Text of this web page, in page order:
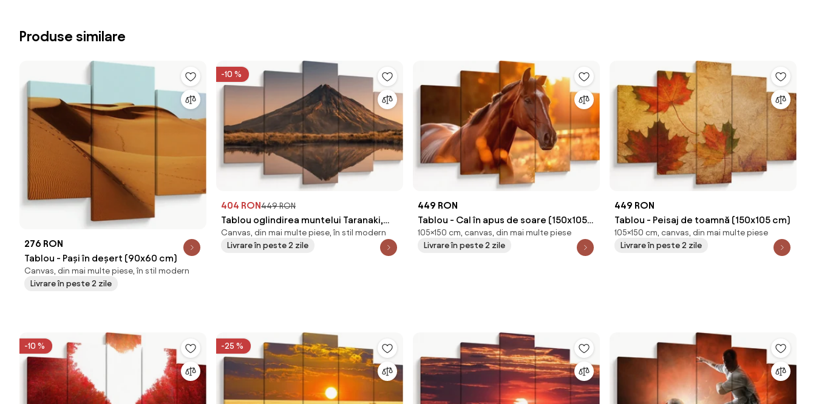
Produse similare
276 RON
Tablou - Pași în deșert (90x60 cm)
Canvas, din mai multe piese, în stil modern
Livrare în peste 2 zile
-10 %
404 RON449 RON
Tablou oglindirea muntelui Taranaki,
Noua Zeelanda (150x105 cm)
Canvas, din mai multe piese, în stil modern
Livrare în peste 2 zile
449 RON
Tablou - Cal în apus de soare (150x105
cm)
105×150 cm, canvas, din mai multe piese
Livrare în peste 2 zile
449 RON
Tablou - Peisaj de toamnă (150x105 cm)
105×150 cm, canvas, din mai multe piese
Livrare în peste 2 zile
-10 % -25 %